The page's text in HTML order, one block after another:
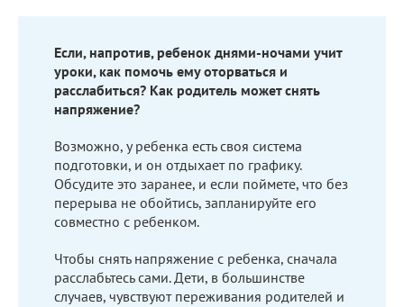
Если, напротив, ребенок днями-ночами учит
уроки, как помочь ему оторваться и
расслабиться? Как родитель может снять
напряжение?
Возможно, у ребенка есть своя система
подготовки, и он отдыхает по графику.
Обсудите это заранее, и если поймете, что без
перерыва не обойтись, запланируйте его
совместно с ребенком.
Чтобы снять напряжение с ребенка, сначала
расслабьтесь сами. Дети, в большинстве
случаев, чувствуют переживания родителей и